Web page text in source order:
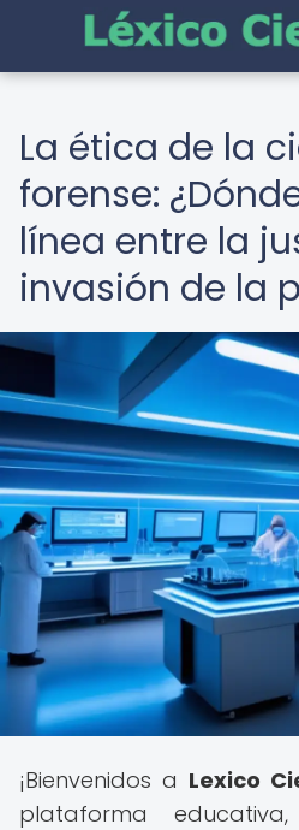
La ética de la
forense:
línea entre la
invasión de la
¡Bienvenidos a Lexico
plataforma